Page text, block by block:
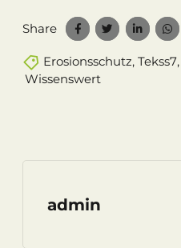
Share
Erosionsschutz, Tekss7,
Wissenswert
admin